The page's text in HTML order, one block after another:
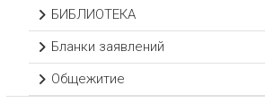
БИБЛИОТЕКА
Бланки заявлений
Общежитие